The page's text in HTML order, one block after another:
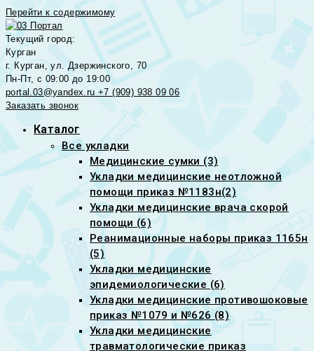
Перейти к содержимому
Текущий город:
Курган
г. Курган, ул. Дзержинского, 70
Пн-Пт, с 09:00 до 19:00
portal.03@yandex.ru +7 (909) 938 09 06
Заказать звонок
Каталог
Все укладки
Медицинские сумки (3)
Укладки медицинские неотложной
помощи приказ №1183н(2)
Укладки медицинские врача скорой
помощи (6)
Реанимационные наборы приказ 1165н
(5)
Укладки медицинские
эпидемиологические (6)
Укладки медицинские противошоковые
приказ №1079 и №626 (8)
Укладки медицинские
травматологические приказ